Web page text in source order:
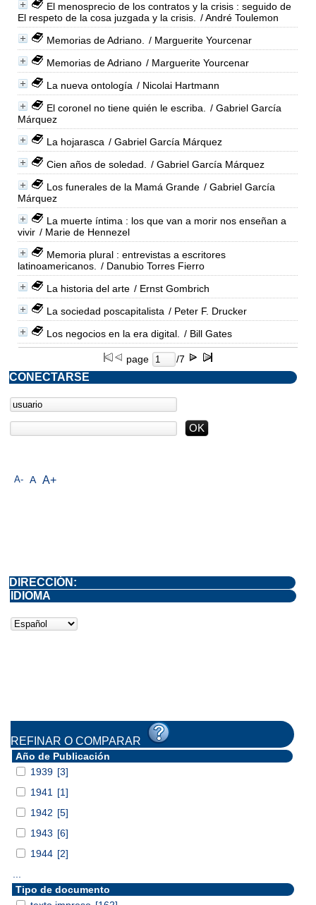
El menosprecio de los contratos y la crisis : seguido de
El respeto de la cosa juzgada y la crisis.
/ André Toulemon
Memorias de Adriano.
/ Marguerite Yourcenar
Memorias de Adriano / Marguerite Yourcenar
La nueva ontología / Nicolai Hartmann
El coronel no tiene quién le escriba.
/ Gabriel García
Márquez
La hojarasca / Gabriel García Márquez
Cien años de soledad.
/ Gabriel García Márquez
Los funerales de la Mamá Grande / Gabriel García
Márquez
La muerte íntima : los que van a morir nos enseñan a
vivir / Marie de Hennezel
Memoria plural : entrevistas a escritores
latinoamericanos.
/ Danubio Torres Fierro
La historia del arte / Ernst Gombrich
La sociedad poscapitalista / Peter F. Drucker
Los negocios en la era digital.
/ Bill Gates
page /7
A- A A+
CONECTARSE
DIRECCIÓN:
IDIOMA
REFINAR O COMPARAR
Año de Publicación
1939 [3]
1941
[1]
1942 [5]
1943 [6]
1944 [2]
Tipo de documento